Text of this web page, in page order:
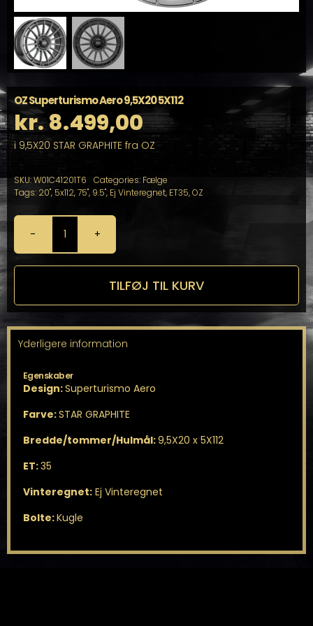
OZ Superturismo Aero 9,5X20 5X112
kr.8.499,00
i 9,5X20 STAR GRAPHITE fra OZ
SKU:W01C41201T6 Categories: Fælge
Tags: 20", 5x112,75", 9.5", Ej Vinteregnet, ET35,OZ
OZ
Superturismo
Aero
antal
TILFØJ TIL KURV
Yderligere information
Egenskaber
Design:Superturismo Aero
Farve:STAR GRAPHITE
Bredde/tommer/Hulmål:9,5X20 x 5X112
ET:35
Vinteregnet:Ej Vinteregnet
Bolte:Kugle